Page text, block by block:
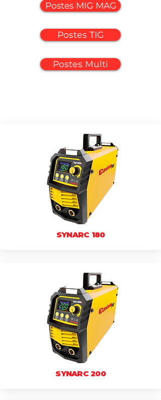
Postes MIG MAG
Postes TIG
Postes Multi
SYNARC 180
SYNARC 200